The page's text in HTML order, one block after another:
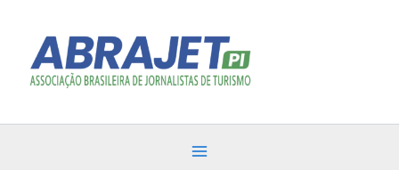
conteúdo